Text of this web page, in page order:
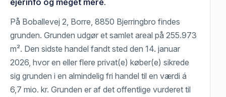
På Boballevej 2, Borre, 8850 Bjerringbro findes
grunden. Grunden udgør et samlet areal på 255.973
m². Den sidste handel fandt sted den 14. januar
2026, hvor en eller flere privat(e) køber(e) sikrede
sig grunden i en almindelig fri handel til en værdi á
6,7 mio. kr. Grunden er af det offentlige vurderet til